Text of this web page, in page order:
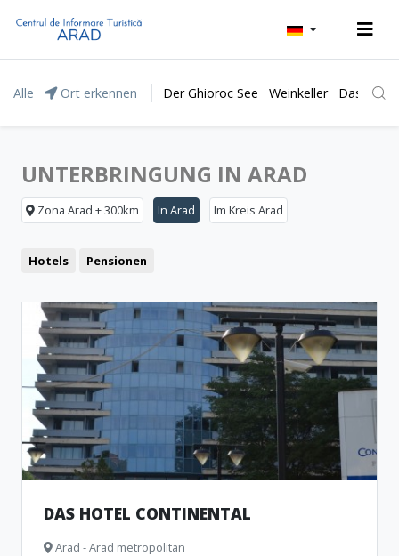
Alle Ort erkennen Der Ghioroc See Weinkeller Das
UNTERBRINGUNG IN ARAD
Zona Arad + 300km In Arad Im Kreis Arad
Hotels Pensionen
DAS HOTEL CONTINENTAL
Arad - Arad metropolitan